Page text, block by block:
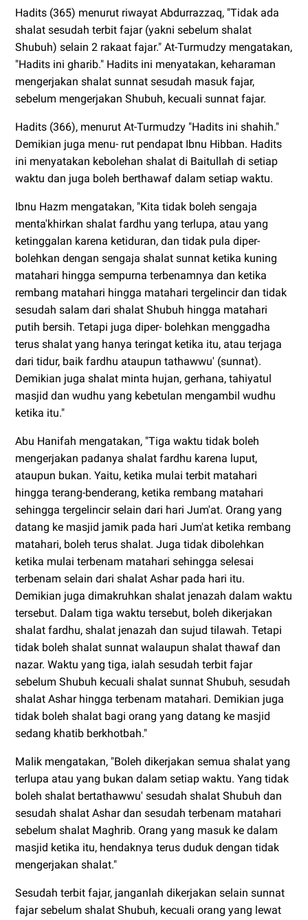
Hadits (365) menurut riwayat Abdurrazzaq, "Tidak ada
shalat sesudah terbit fajar (yakni sebelum shalat
Shubuh) selain 2 rakaat fajar." At-Turmudzy mengatakan,
"Hadits ini gharib." Hadits ini menyatakan, keharaman
mengerjakan shalat sunnat sesudah masuk fajar,
sebelum mengerjakan Shubuh, kecuali sunnat fajar.
Hadits (366), menurut At-Turmudzy "Hadits ini shahih."
Demikian juga menu- rut pendapat Ibnu Hibban. Hadits
ini menyatakan kebolehan shalat di Baitullah di setiap
waktu dan juga boleh berthawaf dalam setiap waktu.
Ibnu Hazm mengatakan, "Kita tidak boleh sengaja
menta'khirkan shalat fardhu yang terlupa, atau yang
ketinggalan karena ketiduran, dan tidak pula diper-
bolehkan dengan sengaja shalat sunnat ketika kuning
matahari hingga sempurna terbenamnya dan ketika
rembang matahari hingga matahari tergelincir dan tidak
sesudah salam dari shalat Shubuh hingga matahari
putih bersih. Tetapi juga diper- bolehkan menggadha
terus shalat yang hanya teringat ketika itu, atau terjaga
dari tidur, baik fardhu ataupun tathawwu' (sunnat).
Demikian juga shalat minta hujan, gerhana, tahiyatul
masjid dan wudhu yang kebetulan mengambil wudhu
ketika itu."
Abu Hanifah mengatakan, "Tiga waktu tidak boleh
mengerjakan padanya shalat fardhu karena luput,
ataupun bukan. Yaitu, ketika mulai terbit matahari
hingga terang-benderang, ketika rembang matahari
sehingga tergelincir selain dari hari Jum'at. Orang yang
datang ke masjid jamik pada hari Jum'at ketika rembang
matahari, boleh terus shalat. Juga tidak dibolehkan
ketika mulai terbenam matahari sehingga selesai
terbenam selain dari shalat Ashar pada hari itu.
Demikian juga dimakruhkan shalat jenazah dalam waktu
tersebut. Dalam tiga waktu tersebut, boleh dikerjakan
shalat fardhu, shalat jenazah dan sujud tilawah. Tetapi
tidak boleh shalat sunnat walaupun shalat thawaf dan
nazar. Waktu yang tiga, ialah sesudah terbit fajar
sebelum Shubuh kecuali shalat sunnat Shubuh, sesudah
shalat Ashar hingga terbenam matahari. Demikian juga
tidak boleh shalat bagi orang yang datang ke masjid
sedang khatib berkhotbah."
Malik mengatakan, "Boleh dikerjakan semua shalat yang
terlupa atau yang bukan dalam setiap waktu. Yang tidak
boleh shalat bertathawwu' sesudah shalat Shubuh dan
sesudah shalat Ashar dan sesudah terbenam matahari
sebelum shalat Maghrib. Orang yang masuk ke dalam
masjid ketika itu, hendaknya terus duduk dengan tidak
mengerjakan shalat."
Sesudah terbit fajar, janganlah dikerjakan selain sunnat
fajar sebelum shalat Shubuh, kecuali orang yang lewat